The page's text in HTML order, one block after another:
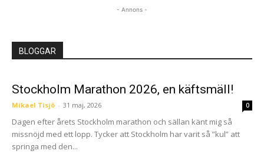
- Annons -
BLOGGAR
Stockholm Marathon 2026, en käftsmäll!
Mikael Tisjö - 31 maj, 2026 0
Dagen efter årets Stockholm marathon och sällan känt mig så
missnöjd med ett lopp. Tycker att Stockholm har varit så ”kul” att
springa med den...